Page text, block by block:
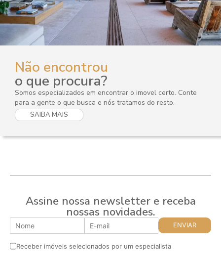
Não encontrou
o que procura?
Somos especializados em encontrar o imovel certo. Conte
para a gente o que busca e nós tratamos do resto.
SAIBA MAIS
Assine nossa newsletter e receba
nossas novidades.
Receber imóveis selecionados por um especialista